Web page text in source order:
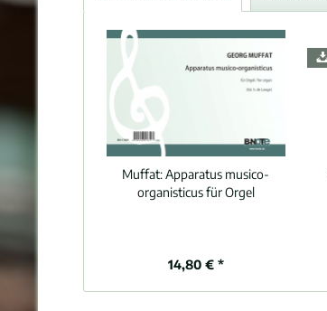
Muffat:Apparatus musico-
organisticus für Orgel
14,80 € *